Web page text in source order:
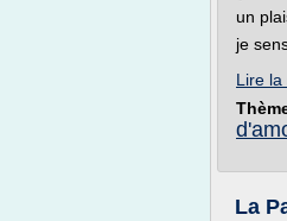
un
je
Lire la
La